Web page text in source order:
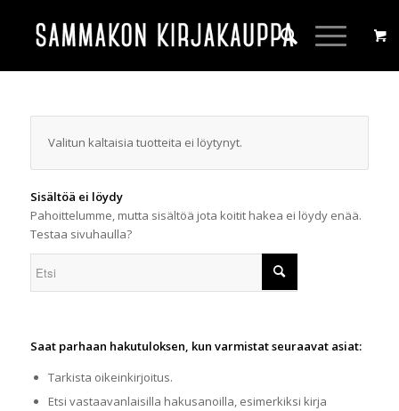
Valitun kaltaisia tuotteita ei löytynyt.
Sisältöä ei löydy
Pahoittelumme, mutta sisältöä jota koitit hakea ei löydy enää.
Testaa sivuhaulla?
Saat parhaan hakutuloksen, kun varmistat seuraavat asiat:
Tarkista oikeinkirjoitus.
Etsi vastaavanlaisilla hakusanoilla, esimerkiksi kirja